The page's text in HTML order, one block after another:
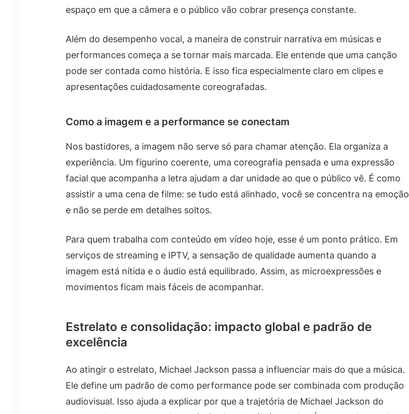
espaço em que a câmera e o público vão cobrar presença constante.
Além do desempenho vocal, a maneira de construir narrativa em músicas e
performances começa a se tornar mais marcada. Ele entende que uma canção
pode ser contada como história. E isso fica especialmente claro em clipes e
apresentações cuidadosamente coreografadas.
Como a imagem e a performance se conectam
Nos bastidores, a imagem não serve só para chamar atenção. Ela organiza a
experiência. Um figurino coerente, uma coreografia pensada e uma expressão
facial que acompanha a letra ajudam a dar unidade ao que o público vê. É como
assistir a uma cena de filme: se tudo está alinhado, você se concentra na emoção
e não se perde em detalhes soltos.
Para quem trabalha com conteúdo em vídeo hoje, esse é um ponto prático. Em
serviços de streaming e IPTV, a sensação de qualidade aumenta quando a
imagem está nítida e o áudio está equilibrado. Assim, as microexpressões e
movimentos ficam mais fáceis de acompanhar.
Estrelato e consolidação: impacto global e padrão de
excelência
Ao atingir o estrelato, Michael Jackson passa a influenciar mais do que a música.
Ele define um padrão de como performance pode ser combinada com produção
audiovisual. Isso ajuda a explicar por que a trajetória de Michael Jackson do